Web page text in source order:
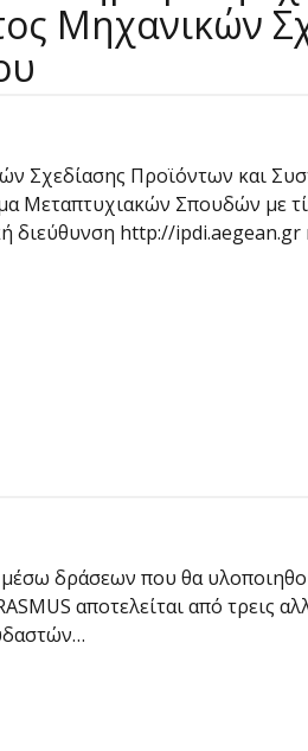
Μηχανικών
Σχεδίασης Προϊόντων και
Μεταπτυχιακών Σπουδών με
διεύθυνση http://ipdi.aegean.gr
μέσω δράσεων που θα
αποτελείται από τρεις